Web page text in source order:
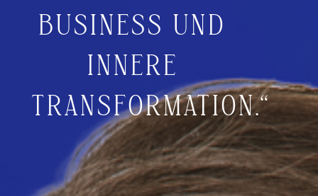
BUSINESS UND
INNERE
TRANSFORMATION.“